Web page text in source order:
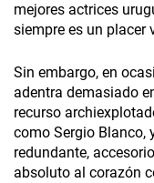
mejores actrices
siempre es un placer
Sin embargo, en
adentra demasiado
recurso
como Sergio Blanco,
redundante,
absoluto al corazón